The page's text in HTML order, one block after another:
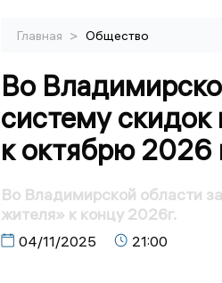
Главная > Общество
Во
систему скидок
к октябрю 2026
Во Владимирской области
жителя» к концу 2026г.
04/11/2025 21:00